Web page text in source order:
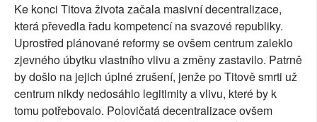
Ke konci Titova života začala masivní decentralizace,
která převedla řadu kompetencí na svazové republiky.
Uprostřed plánované reformy se ovšem centrum zaleklo
zjevného úbytku vlastního vlivu a změny zastavilo. Patrně
by došlo na jejich úplné zrušení, jenže po Titově smrti už
centrum nikdy nedosáhlo legitimity a vlivu, které by k
tomu potřebovalo. Polovičatá decentralizace ovšem